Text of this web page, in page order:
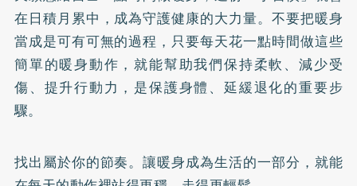
在日積月累中，成為守護健康的大力量。不要把暖身
當成是可有可無的過程，只要每天花一點時間做這些
簡單的暖身動作，就能幫助我們保持柔軟、減少受
傷、提升行動力，是保護身體、延緩退化的重要步
驟。
找出屬於你的節奏。讓暖身成為生活的一部分，就能